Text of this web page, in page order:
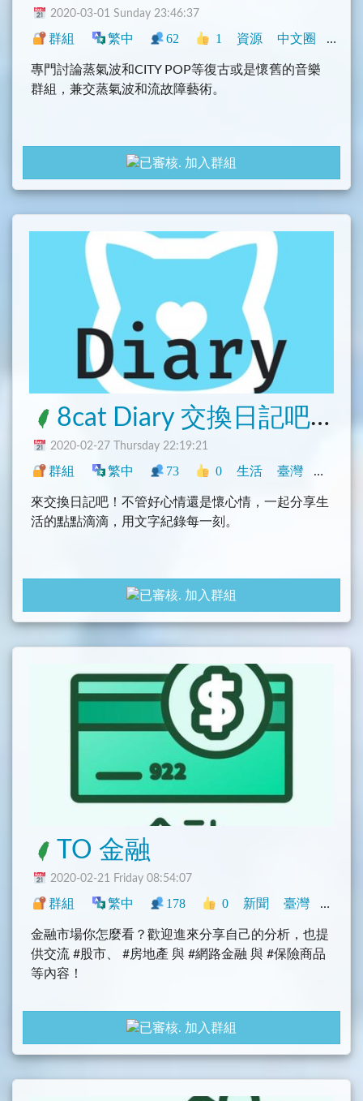
2020-03-01 Sunday 23:46:37
群組 繁中 62 1 資源 中文圈 影音
專門討論蒸氣波和CITY POP等復古或是懷舊的音樂
群組，兼交蒸氣波和流故障藝術。
加入群組
8cat Diary 交換日記吧！
2020-02-27 Thursday 22:19:21
群組 繁中 73 0 生活 臺灣 社群
來交換日記吧！不管好心情還是懷心情，一起分享生
活的點點滴滴，用文字紀錄每一刻。
加入群組
TO 金融
2020-02-21 Friday 08:54:07
群組 繁中 178 0 新聞 臺灣 社群
金融市場你怎麼看？歡迎進來分享自己的分析，也提
供交流 #股市、 #房地產 與 #網路金融 與 #保險商品
等內容！
加入群組